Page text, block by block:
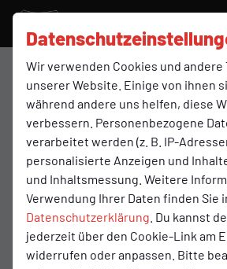
Wir verwenden Cookies und
unserer Website. Einige von ihnen
während andere uns helfen, diese
verbessern. Personenbezogene
verarbeitet werden (z. B. IP-
personalisierte Anzeigen und
und Inhaltsmessung. Weitere
Verwendung Ihrer Daten finden Sie
Datenschutzerklärung . Du kannst
jederzeit über den Cookie-Link am
widerrufen oder anpassen. Bitte
1 Herren